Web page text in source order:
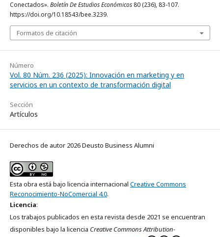
Conectados». Boletín De Estudios Económicos 80 (236), 83-107.
https://doi.org/10.18543/bee.3239.
Formatos de citación
Número
Vol. 80 Núm. 236 (2025): Innovación en marketing y en
servicios en un contexto de transformación digital
Sección
Artículos
Derechos de autor 2026 Deusto Business Alumni
Esta obra está bajo licencia internacional Creative Commons
Reconocimiento-NoComercial 4.0.
Licencia:
Los trabajos publicados en esta revista desde 2021 se encuentran
disponibles bajo la licencia Creative Commons Attribution-